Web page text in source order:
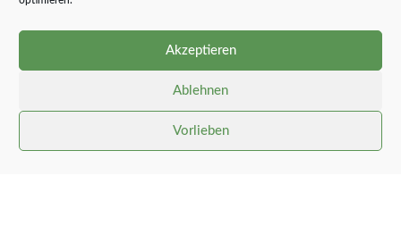
Akzeptieren
Ablehnen
Vorlieben
diesem Abschnitt lösten wir Kameraden ab.
Wir stellten Trupps zur Brandbekämpfung,
übernahmen die Abschnittsleitung
Atemschutz und hier auch ebenfalls die
Atemschutzüberwachung. Gegen 19.30Uhr
konnten wir nach mehr als fünf Stunden aus